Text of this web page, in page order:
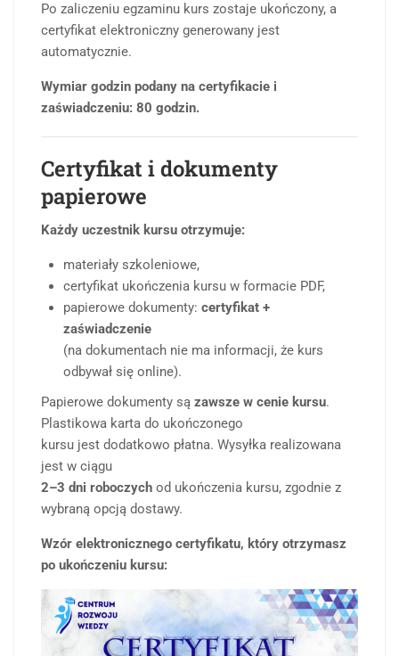
Po zaliczeniu egzaminu kurs zostaje ukończony, a
certyfikat elektroniczny generowany jest
automatycznie.
Wymiar godzin podany na certyfikacie i
zaświadczeniu: 80 godzin.
Certyfikat i dokumenty
papierowe
Każdy uczestnik kursu otrzymuje:
materiały szkoleniowe,
certyfikat ukończenia kursu w formacie PDF,
papierowe dokumenty: certyfikat +
zaświadczenie
(na dokumentach nie ma informacji, że kurs
odbywał się online).
Papierowe dokumenty są zawsze w cenie kursu.
Plastikowa karta do ukończonego
kursu jest dodatkowo płatna. Wysyłka realizowana
jest w ciągu
2–3 dni roboczych od ukończenia kursu, zgodnie z
wybraną opcją dostawy.
Wzór elektronicznego certyfikatu, który otrzymasz
po ukończeniu kursu: